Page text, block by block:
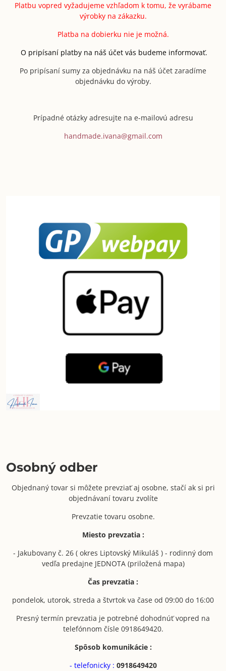
Platbu vopred vyžadujeme vzhľadom k tomu, že vyrábame
výrobky na zákazku.
Platba na dobierku nie je možná.
O pripísaní platby na náš účet vás budeme informovať.
Po pripísaní sumy za objednávku na náš účet zaradíme
objednávku do výroby.
Prípadné otázky adresujte na e-mailovú adresu
handmade.ivana@gmail.com
Osobný odber
Objednaný tovar si môžete prevziať aj osobne, stačí ak si pri
objednávaní tovaru zvolíte
Prevzatie tovaru osobne.
Miesto prevzatia :
- Jakubovany č. 26 ( okres Liptovský Mikuláš ) - rodinný dom
vedľa predajne JEDNOTA (priložená mapa)
Čas prevzatia :
pondelok, utorok, streda a štvrtok va čase od 09:00 do 16:00
Presný termín prevzatia je potrebné dohodnúť vopred na
telefónnom čísle 0918649420.
Spôsob komunikácie :
- telefonicky : 0918649420